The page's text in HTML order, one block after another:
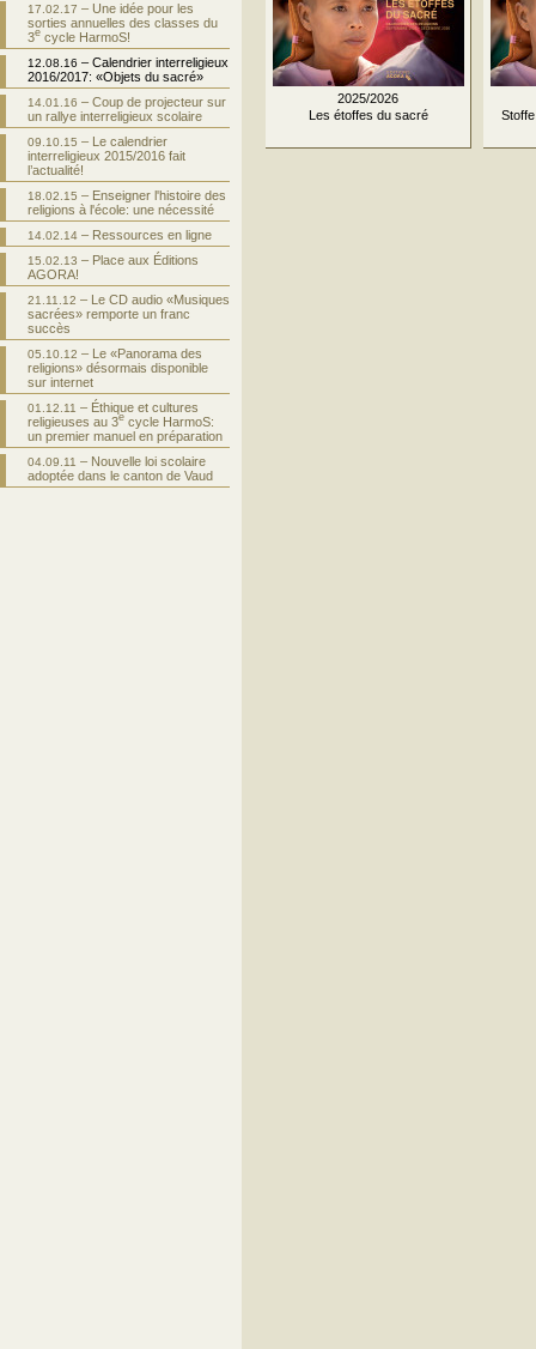
17.02.17 – Une idée pour les
sorties annuelles des classes du
3e cycle HarmoS!
12.08.16 – Calendrier interreligieux
2016/2017: «Objets du sacré»
14.01.16 – Coup de projecteur sur
un rallye interreligieux scolaire
09.10.15 – Le calendrier
interreligieux 2015/2016 fait
l’actualité!
18.02.15 – Enseigner l'histoire des
religions à l'école: une nécessité
14.02.14 – Ressources en ligne
15.02.13 – Place aux Éditions
AGORA!
21.11.12 – Le CD audio «Musiques
sacrées» remporte un franc
succès
05.10.12 – Le «Panorama des
religions» désormais disponible
sur internet
01.12.11 – Éthique et cultures
religieuses au 3e cycle HarmoS:
un premier manuel en préparation
04.09.11 – Nouvelle loi scolaire
adoptée dans le canton de Vaud
2025/2026
Les étoffes du sacré